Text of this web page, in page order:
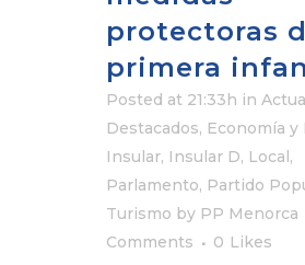
protectoras
primera
Posted at 21:33h in
Destacados, Economía y
Insular, Insular D, Local,
Parlamento, Partido
Turismo by PP Menorca
Comments
0 Likes